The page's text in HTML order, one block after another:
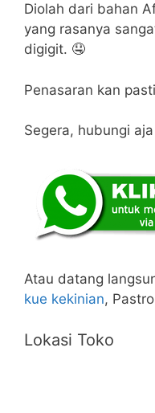
Diolah dari bahan
yang rasanya
digigit. 🤤
Penasaran kan
Segera, hubungi aja
Atau datang
kue kekinian,
Lokasi Toko